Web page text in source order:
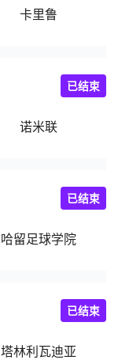
卡里鲁
诺米联
已结束
哈留足球学院
已结束
塔林利瓦迪亚
已结束